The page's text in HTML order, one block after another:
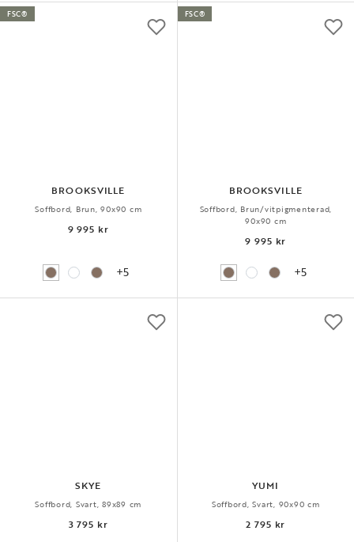
BROOKSVILLE
Soffbord, Brun, 90x90 cm
9 995 kr
+5
FSC®
BROOKSVILLE
Soffbord, Brun/vitpigmenterad,
90x90 cm
9 995 kr
+5
FSC®
SKYE
Soffbord, Svart, 89x89 cm
3 795 kr
YUMI
Soffbord, Svart, 90x90 cm
2 795 kr